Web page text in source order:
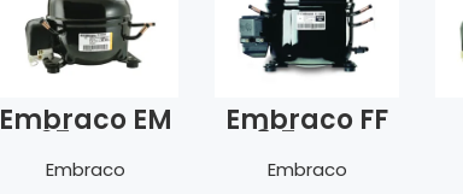
Embraco EM
65 HHR
Embraco
Embraco FF
8.5 HBK
Embraco